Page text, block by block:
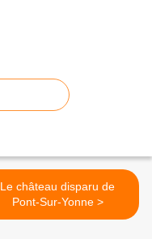
Le château disparu de
Pont-Sur-Yonne >